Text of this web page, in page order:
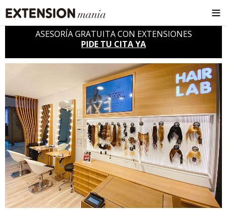
ASESORÍA GRATUITA CON EXTENSIONES
PIDE TU CITA YA